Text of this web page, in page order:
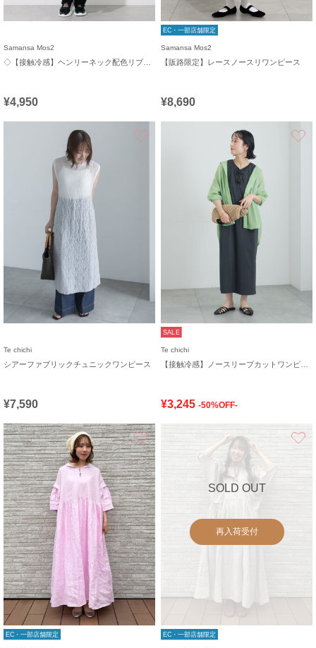
Samansa Mos2
¥4,950
EC・一部店舗限定
Samansa Mos2
【販路限定】レースノースリワンピース
¥8,690
Te chichi
シアーファブリックチュニックワンピース
¥7,590
SALE
Te chichi
¥3,245 -50%OFF-
お気に入り
EC・一部店舗限定
SOLD OUT
再入荷受付
EC・一部店舗限定